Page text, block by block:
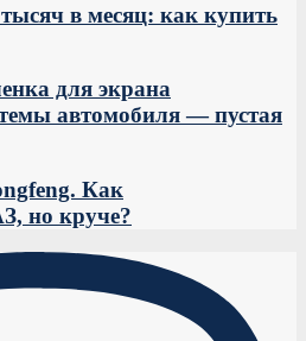
в месяц: как купить
для экрана
автомобиля — пустая
Как
но круче?